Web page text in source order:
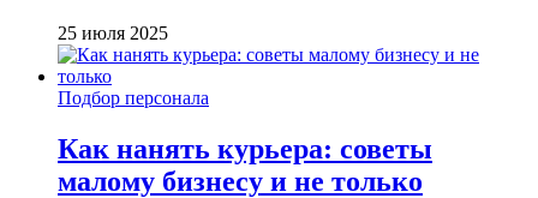
25 июля 2025
Подбор персонала
Как нанять курьера: советы
малому бизнесу и не только